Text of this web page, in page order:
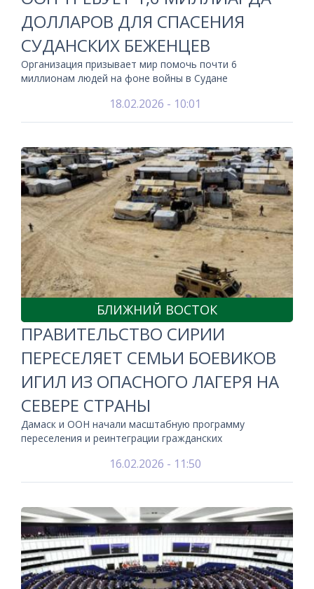
ДОЛЛАРОВ ДЛЯ СПАСЕНИЯ
СУДАНСКИХ БЕЖЕНЦЕВ
Организация призывает мир помочь почти 6
миллионам людей на фоне войны в Судане
18.02.2026 - 10:01
БЛИЖНИЙ ВОСТОК
ПРАВИТЕЛЬСТВО СИРИИ
ПЕРЕСЕЛЯЕТ СЕМЬИ БОЕВИКОВ
ИГИЛ ИЗ ОПАСНОГО ЛАГЕРЯ НА
СЕВЕРЕ СТРАНЫ
Дамаск и ООН начали масштабную программу
переселения и реинтеграции гражданских
16.02.2026 - 11:50